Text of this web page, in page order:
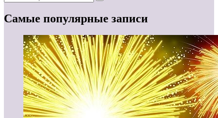
Самые популярные записи